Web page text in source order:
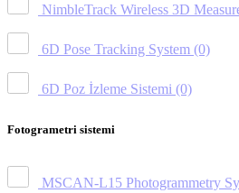
NimbleTrack Wireless 3D
6D Pose Tracking System (0)
6D Poz İzleme Sistemi (0)
Fotogrametri sistemi
MSCAN-L15 Photogrammetry